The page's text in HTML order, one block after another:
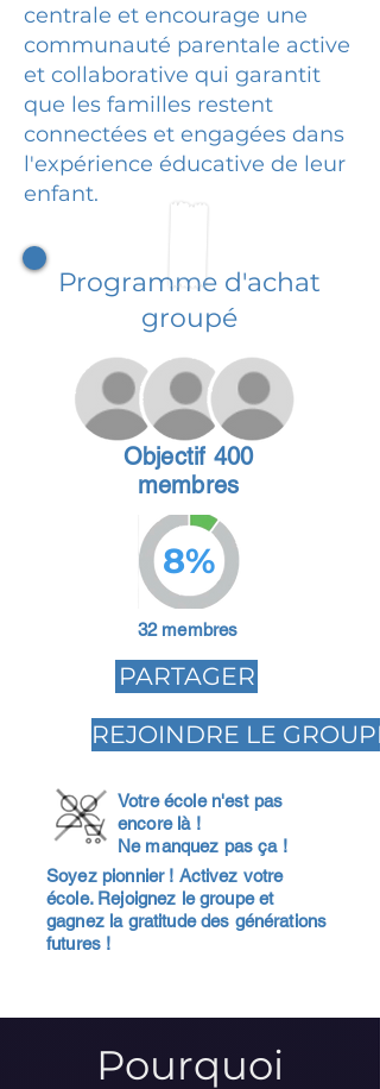
centrale et encourage une
communauté parentale active
et collaborative qui garantit
que les familles restent
connectées et engagées dans
l'expérience éducative de leur
enfant.
Programme d'achat
groupé
Objectif 400
membres
8%
32 membres
PARTAGER
REJOINDRE LE GROUPE
Votre école n'est pas
encore là !
Ne manquez pas ça !
Soyez pionnier ! Activez votre
école. Rejoignez le groupe et
gagnez la gratitude des générations
futures !
Pourquoi